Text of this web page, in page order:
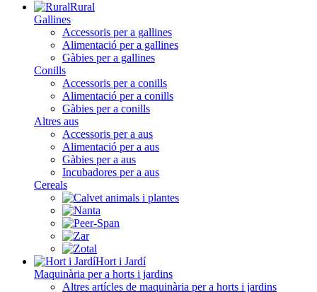
Rural
Gallines
Accessoris per a gallines
Alimentació per a gallines
Gàbies per a gallines
Conills
Accessoris per a conills
Alimentació per a conills
Gàbies per a conills
Altres aus
Accessoris per a aus
Alimentació per a aus
Gàbies per a aus
Incubadores per a aus
Cereals
Hort i Jardí
Maquinària per a horts i jardins
Altres artícles de maquinària per a horts i jardins